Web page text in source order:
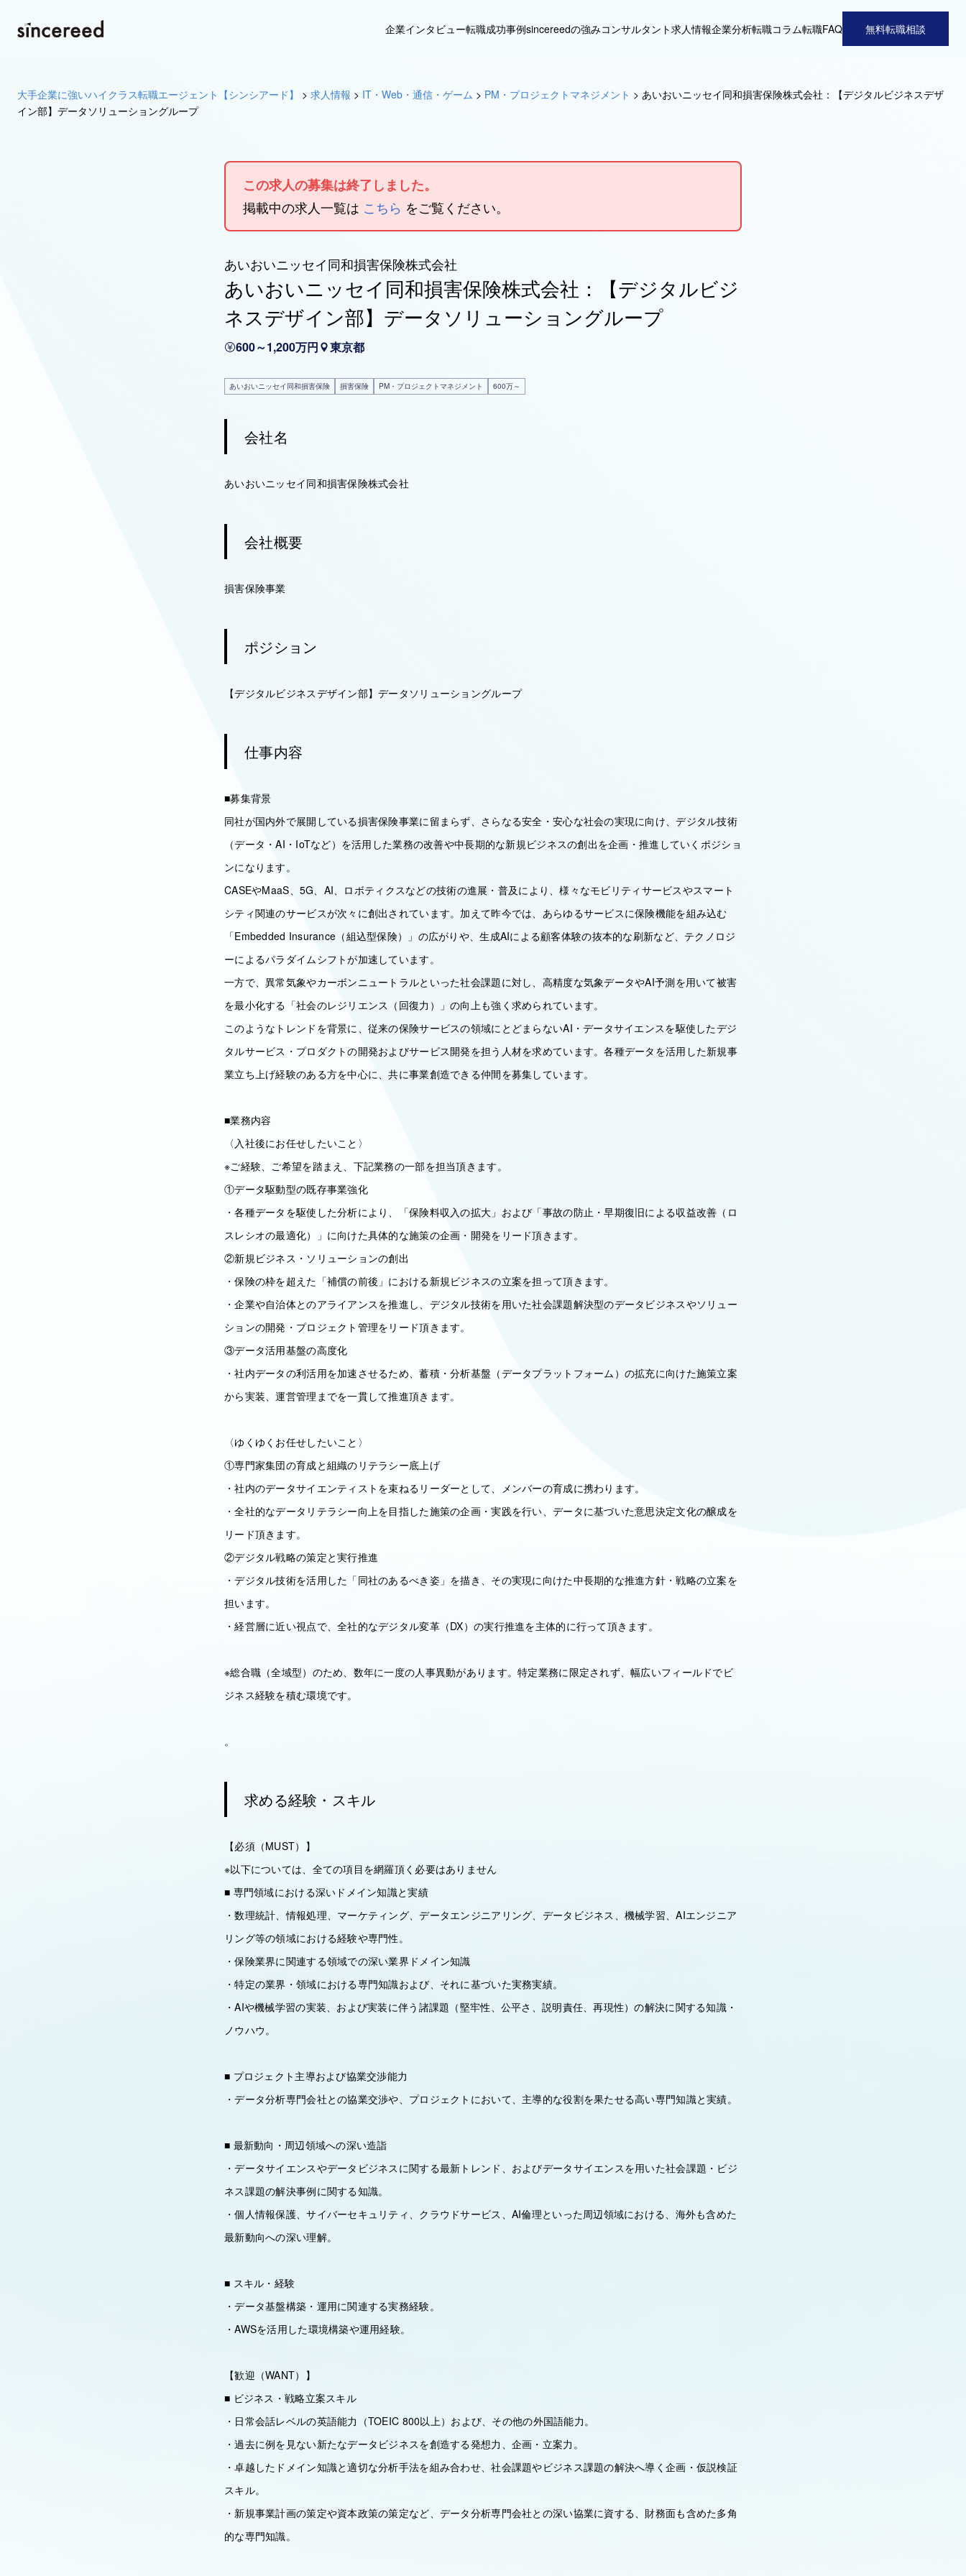
企業インタビュー転職成功事例sincereedの強みコンサルタント求人情報企業分析転職コラム転職FAQ 無料転職相談
大手企業に強いハイクラス転職エージェント【シンシアード】 > 求人情報 > IT・Web・通信・ゲーム > PM・プロジェクトマネジメント > あいおいニッセイ同和損害保険株式会社：【デジタルビジネスデザ
イン部】データソリューショングループ
この求人の募集は終了しました。
掲載中の求人一覧は こちら をご覧ください。
あいおいニッセイ同和損害保険株式会社
あいおいニッセイ同和損害保険株式会社：【デジタルビジ
ネスデザイン部】データソリューショングループ
600～1,200万円 東京都
あいおいニッセイ同和損害保険 損害保険 PM・プロジェクトマネジメント 600万～
会社名
あいおいニッセイ同和損害保険株式会社
会社概要
損害保険事業
ポジション
【デジタルビジネスデザイン部】データソリューショングループ
仕事内容
■募集背景
同社が国内外で展開している損害保険事業に留まらず、さらなる安全・安心な社会の実現に向け、デジタル技術
（データ・AI・IoTなど）を活用した業務の改善や中長期的な新規ビジネスの創出を企画・推進していくポジショ
ンになります。
CASEやMaaS、5G、AI、ロボティクスなどの技術の進展・普及により、様々なモビリティサービスやスマート
シティ関連のサービスが次々に創出されています。加えて昨今では、あらゆるサービスに保険機能を組み込む
「Embedded Insurance（組込型保険）」の広がりや、生成AIによる顧客体験の抜本的な刷新など、テクノロジ
ーによるパラダイムシフトが加速しています。
一方で、異常気象やカーボンニュートラルといった社会課題に対し、高精度な気象データやAI予測を用いて被害
を最小化する「社会のレジリエンス（回復力）」の向上も強く求められています。
このようなトレンドを背景に、従来の保険サービスの領域にとどまらないAI・データサイエンスを駆使したデジ
タルサービス・プロダクトの開発およびサービス開発を担う人材を求めています。各種データを活用した新規事
業立ち上げ経験のある方を中心に、共に事業創造できる仲間を募集しています。
■業務内容
〈入社後にお任せしたいこと〉
※ご経験、ご希望を踏まえ、下記業務の一部を担当頂きます。
①データ駆動型の既存事業強化
・各種データを駆使した分析により、「保険料収入の拡大」および「事故の防止・早期復旧による収益改善（ロ
スレシオの最適化）」に向けた具体的な施策の企画・開発をリード頂きます。
②新規ビジネス・ソリューションの創出
・保険の枠を超えた「補償の前後」における新規ビジネスの立案を担って頂きます。
・企業や自治体とのアライアンスを推進し、デジタル技術を用いた社会課題解決型のデータビジネスやソリュー
ションの開発・プロジェクト管理をリード頂きます。
③データ活用基盤の高度化
・社内データの利活用を加速させるため、蓄積・分析基盤（データプラットフォーム）の拡充に向けた施策立案
から実装、運営管理までを一貫して推進頂きます。
〈ゆくゆくお任せしたいこと〉
①専門家集団の育成と組織のリテラシー底上げ
・社内のデータサイエンティストを束ねるリーダーとして、メンバーの育成に携わります。
・全社的なデータリテラシー向上を目指した施策の企画・実践を行い、データに基づいた意思決定文化の醸成を
リード頂きます。
②デジタル戦略の策定と実行推進
・デジタル技術を活用した「同社のあるべき姿」を描き、その実現に向けた中長期的な推進方針・戦略の立案を
担います。
・経営層に近い視点で、全社的なデジタル変革（DX）の実行推進を主体的に行って頂きます。
※総合職（全域型）のため、数年に一度の人事異動があります。特定業務に限定されず、幅広いフィールドでビ
ジネス経験を積む環境です。
。
求める経験・スキル
【必須（MUST）】
※以下については、全ての項目を網羅頂く必要はありません
■ 専門領域における深いドメイン知識と実績
・数理統計、情報処理、マーケティング、データエンジニアリング、データビジネス、機械学習、AIエンジニア
リング等の領域における経験や専門性。
・保険業界に関連する領域での深い業界ドメイン知識
・特定の業界・領域における専門知識および、それに基づいた実務実績。
・AIや機械学習の実装、および実装に伴う諸課題（堅牢性、公平さ、説明責任、再現性）の解決に関する知識・
ノウハウ。
■ プロジェクト主導および協業交渉能力
・データ分析専門会社との協業交渉や、プロジェクトにおいて、主導的な役割を果たせる高い専門知識と実績。
■ 最新動向・周辺領域への深い造詣
・データサイエンスやデータビジネスに関する最新トレンド、およびデータサイエンスを用いた社会課題・ビジ
ネス課題の解決事例に関する知識。
・個人情報保護、サイバーセキュリティ、クラウドサービス、AI倫理といった周辺領域における、海外も含めた
最新動向への深い理解。
■ スキル・経験
・データ基盤構築・運用に関連する実務経験。
・AWSを活用した環境構築や運用経験。
【歓迎（WANT）】
■ ビジネス・戦略立案スキル
・日常会話レベルの英語能力（TOEIC 800以上）および、その他の外国語能力。
・過去に例を見ない新たなデータビジネスを創造する発想力、企画・立案力。
・卓越したドメイン知識と適切な分析手法を組み合わせ、社会課題やビジネス課題の解決へ導く企画・仮説検証
スキル。
・新規事業計画の策定や資本政策の策定など、データ分析専門会社との深い協業に資する、財務面も含めた多角
的な専門知識。